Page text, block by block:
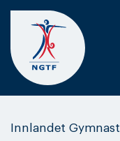
Skip
content
Innlandet